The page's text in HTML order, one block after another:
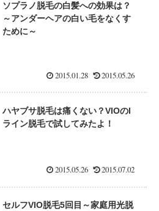
ソプラノ脱毛の白髪への効果は？
～アンダーヘアの白い毛をなくす
ために～
2015.01.28 2015.05.26
ハヤブサ脱毛は痛くない？VIOのI
ライン脱毛で試してみたよ！
2015.05.26 2015.07.02
セルフVIO脱毛5回目～家庭用光脱